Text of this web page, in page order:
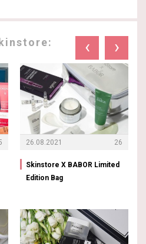
‹ ›
26.08.2021 26
Skinstore X BABOR Limited
Edition Bag